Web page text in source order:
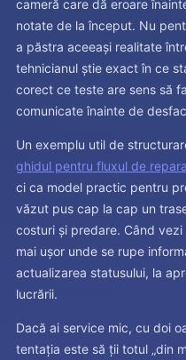
cameră care dă eroare
notate de la început. Nu
a păstra aceeași realitate
tehnicianul știe exact în ce
corect ce teste are sens să
comunicate înainte de
Un exemplu util de
ghidul pentru fluxul de
ci ca model practic pentru
văzut pus cap la cap un
costuri și predare. Când
mai ușor unde se rupe
actualizarea statusului, la
lucrării.
Dacă ai service mic, cu doi
tentația este să ții totul „din